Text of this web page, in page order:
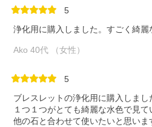
5
浄化用に購入しました。すごく綺麗
Ako 40代 （女性）
5
ブレスレットの浄化用に購入しまし
１つ１つがとても綺麗な水色で見て
他の石と合わせて使いたいと思いま